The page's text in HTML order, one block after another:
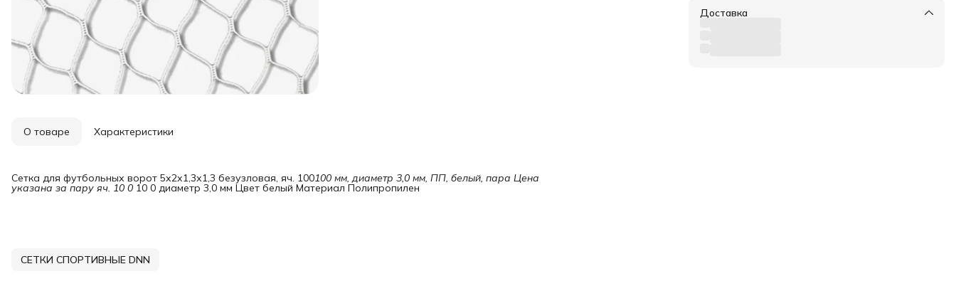
Доставка
О товаре Характеристики
Сетка для футбольных ворот 5х2х1,3х1,3 безузловая, яч. 100100 мм, диаметр 3,0 мм, ПП, белый, пара Цена
указана за пару яч. 10 0 10 0 диаметр 3,0 мм Цвет белый Материал Полипропилен
СЕТКИ СПОРТИВНЫЕ DNN